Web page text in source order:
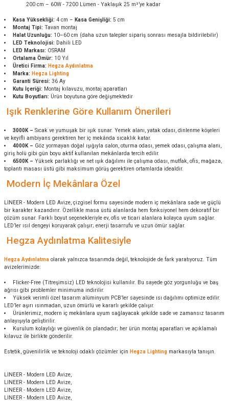
200 cm – 60W - 7200 Lümen - Yaklaşık 25 m²’ye kadar
Kasa Yüksekliği: 4 cm – Kasa Genişliği: 5 cm
Montaj Tipi: Tavan montaj
Halat Uzunluğu: 10–60 cm (daha uzun talepler sipariş sonrası mesajla bildirilebilir)
LED Teknolojisi: Dahili LED
LED Markası: OSRAM
Ortalama Ömür: 10 Yıl
Üretici Firma: Hegza Aydınlatma
Marka: Hegza Lighting
Garanti Süresi: 36 Ay
Kutu İçeriği: Montaj kılavuzu, montaj aparatları
Kutu Boyutları: Ürün boyutuna göre değişmektedir
Işık Renklerine Göre Kullanım Önerileri
3000K –Sıcak ve yumuşak bir ışık sunar. Yemek alanı, yatak odası, dinlenme köşeleri
ve keyifli ambiyans gerektiren her iç mekânda sıcaklık katar.
4000K – Göz yormayan doğal ışığıyla salon, oturma odası, yemek odası, çalışma alanı,
giriş holü gibi gün boyu aktif kullanılan mekânlarda tercih edilir.
6500K – Yüksek parlaklığı ve net ışık dağılımı ile çalışma odası, mutfak, ofis, mağaza,
toplantı masası üstü gibi maksimum görüş gerektiren ortamlarda idealdir.
Modern İç Mekânlara Özel
LINEER - Modern LED Avize, çizgisel formu sayesinde modern iç mekânlara sade ve güçlü
bir karakter kazandırır. Özellikle masa üstü alanlarda hem fonksiyonel hem dekoratif bir
çözüm sunar. Farklı boyut seçenekleriyle ev, ofis ve ticari alanlara kolayca uyum sağlar.
LED’ler ısıl dengeyi koruyarak çalışır; enerji tasarrufu ve uzun ömür sağlar.
Hegza Aydınlatma Kalitesiyle
Hegza Aydınlatma olarak yalnızca tasarımda değil, teknolojide de fark yaratıyoruz. Tüm
avizelerimizde:
Flicker-Free (Titreşimsiz) LED teknolojisi kullanılır. Bu sayede göz yorgunluğu ve baş
ağrısı gibi problemler minimuma indirilir.
Yüksek verimli özel tasarım alüminyum PCB’ler sayesinde ısı dağılımı optimize edilir.
LED’ler aşırı ısınmadan, uzun ömürlü ve kararlı şekilde çalışır.
Ürünlerimiz, modern iç mekânlara uyum sağlayacak şekilde sade ve zamansız tasarım
anlayışıyla geliştirilir.
Kurulum kolaylığı ve güvenlik ön plandadır; her ürün montaj aparatları ve açıklamalı
kılavuz ile birlikte gönderilir.
Estetik, güvenilirlik ve teknoloji odaklı çözümler için Hegza Lighting markasıyla tanışın.
LINEER - Modern LED Avize,
LINEER - Modern LED Avize,
LINEER - Modern LED Avize,
LINEER - Modern LED Avize,